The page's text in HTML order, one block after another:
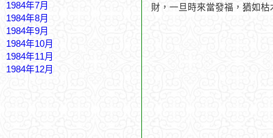
1984年7月
1984年8月
1984年9月
1984年10月
1984年11月
1984年12月
財，一旦時來當發福，猶如枯